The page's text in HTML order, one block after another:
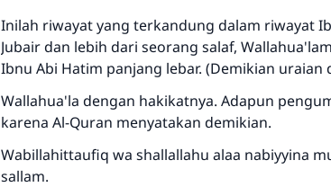
Inilah riwayat yang terkandung dalam riwayat
Jubair dan lebih dari seorang salaf,
Ibnu Abi Hatim panjang lebar. (Demikian
Wallahua'la dengan hakikatnya. Adapun
karena Al-Quran menyatakan demikian.
Wabillahittaufiq wa shallallahu alaa nabiyyina
sallam.
Saham